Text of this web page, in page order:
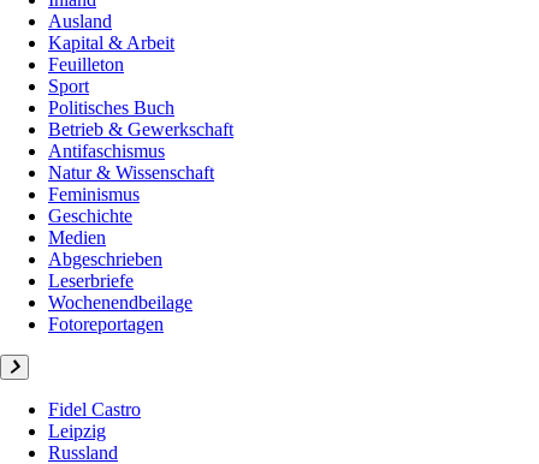
Ausland
Kapital & Arbeit
Feuilleton
Sport
Politisches Buch
Betrieb & Gewerkschaft
Antifaschismus
Natur & Wissenschaft
Feminismus
Geschichte
Medien
Abgeschrieben
Leserbriefe
Wochenendbeilage
Fotoreportagen
Fidel Castro
Leipzig
Russland